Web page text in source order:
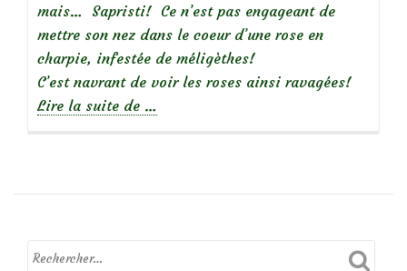
mais… Sapristi! Ce n’est pas engageant de
mettre son nez dans le coeur d’une rose en
charpie, infestée de méligèthes!
C’est navrant de voir les roses ainsi ravagées!
Lire la suite de
rosiers:
…